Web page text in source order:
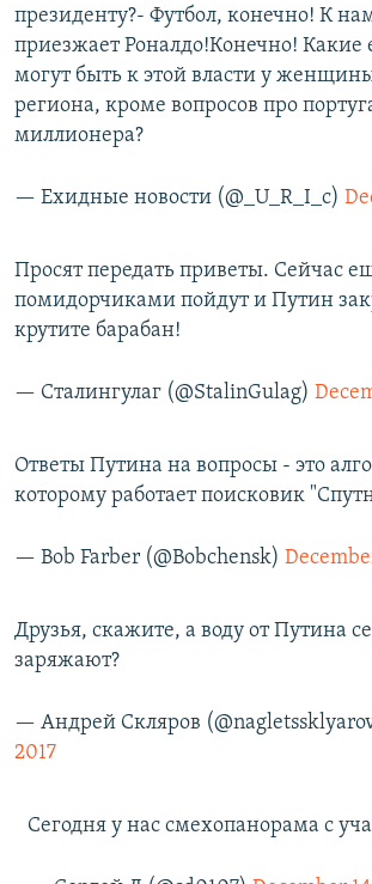
президенту?- Футбол, конечно! К
приезжает Роналдо!Конечно! Какие
могут быть к этой власти у
региона, кроме вопросов про
миллионера?
— Ехидные новости (@_U_R_I_c)
Просят передать приветы. Сейчас
помидорчиками пойдут и Путин
крутите барабан!
— Сталингулаг (@StalinGulag)
Ответы Путина на вопросы - это
которому работает поисковик
— Bob Farber (@Bobchensk)
Друзья, скажите, а воду от Путина
заряжают?
— Андрей Скляров
2017
Сегодня у нас смехопанорама с